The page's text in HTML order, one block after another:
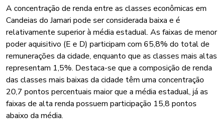
A concentração de renda entre as classes econômicas em
Candeias do Jamari pode ser considerada baixa e é
relativamente superior à média estadual. As faixas de menor
poder aquisitivo (E e D) participam com 65,8% do total de
remunerações da cidade, enquanto que as classes mais altas
representam 1,5%. Destaca-se que a composição de renda
das classes mais baixas da cidade têm uma concentração
20,7 pontos percentuais maior que a média estadual, já as
faixas de alta renda possuem participação 15,8 pontos
abaixo da média.